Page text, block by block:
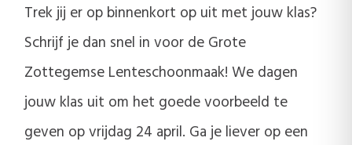
Trek jij er op binnenkort op uit met jouw klas?
Schrijf je dan snel in voor de Grote
Zottegemse Lenteschoonmaak! We dagen
jouw klas uit om het goede voorbeeld te
geven op vrijdag 24 april. Ga je liever op een